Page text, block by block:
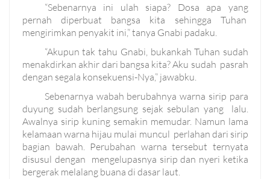
“Sebenarnya ini ulah siapa? Dosa apa yang
pernah diperbuat bangsa kita sehingga Tuhan
mengirimkan penyakit ini,” tanya Gnabi padaku.
“Akupun tak tahu Gnabi, bukankah Tuhan sudah
menakdirkan akhir dari bangsa kita? Aku sudah pasrah
dengan segala konsekuensi-Nya,” jawabku.
Sebenarnya wabah berubahnya warna sirip para
duyung sudah berlangsung sejak sebulan yang lalu.
Awalnya sirip kuning semakin memudar. Namun lama
kelamaan warna hijau mulai muncul perlahan dari sirip
bagian bawah. Perubahan warna tersebut ternyata
disusul dengan mengelupasnya sirip dan nyeri ketika
bergerak melalang buana di dasar laut.